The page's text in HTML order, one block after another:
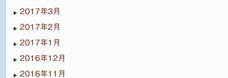
2017年3月
2017年2月
2017年1月
2016年12月
2016年11月